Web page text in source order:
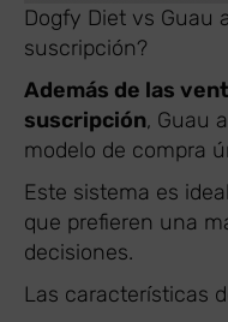
Dogfy Diet vs Guau
suscripción?
Además de las
suscripción, Guau
modelo de compra
Este sistema es
que prefieren una
decisiones.
Las características